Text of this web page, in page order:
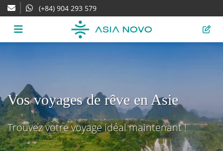
(+84) 904 293 579
Vos voyages de rêve en Asie
Trouvez votre voyage idéal maintenant !